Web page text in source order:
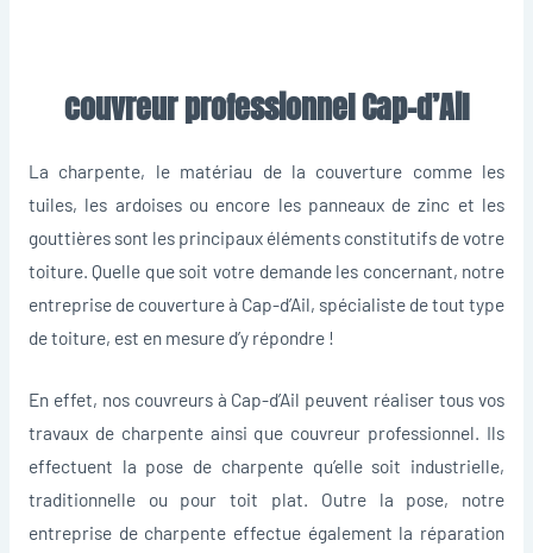
couvreur professionnel Cap-d’Ail
La charpente, le matériau de la couverture comme les
tuiles, les ardoises ou encore les panneaux de zinc et les
gouttières sont les principaux éléments constitutifs de votre
toiture. Quelle que soit votre demande les concernant, notre
entreprise de couverture à Cap-d’Ail, spécialiste de tout type
de toiture, est en mesure d’y répondre !
En effet, nos couvreurs à Cap-d’Ail peuvent réaliser tous vos
travaux de charpente ainsi que couvreur professionnel. Ils
effectuent la pose de charpente qu’elle soit industrielle,
traditionnelle ou pour toit plat. Outre la pose, notre
entreprise de charpente effectue également la réparation